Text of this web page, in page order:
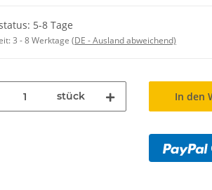
5-8 Tage
3 - 8 Werktage (DE - Ausland abweichend)
stück In den